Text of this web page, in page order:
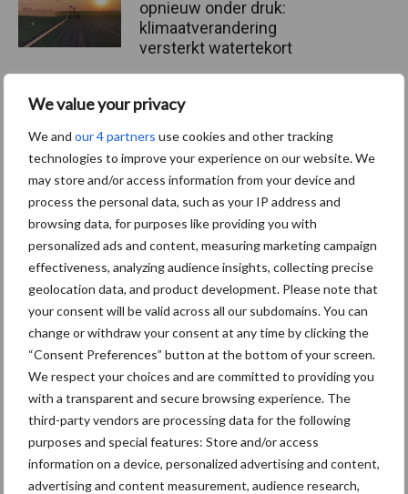
We value your privacy
We and our 4 partners use cookies and other tracking
technologies to improve your experience on our website. We
may store and/or access information from your device and
process the personal data, such as your IP address and
browsing data, for purposes like providing you with
personalized ads and content, measuring marketing campaign
effectiveness, analyzing audience insights, collecting precise
geolocation data, and product development. Please note that
your consent will be valid across all our subdomains. You can
change or withdraw your consent at any time by clicking the
“Consent Preferences” button at the bottom of your screen.
We respect your choices and are committed to providing you
with a transparent and secure browsing experience. The
third-party vendors are processing data for the following
purposes and special features: Store and/or access
information on a device, personalized advertising and content,
advertising and content measurement, audience research,
opnieuw onder druk:
klimaatverandering
versterkt watertekort
Buitenuitloop: hoeveel
nutriënten halen varkens
Europese Commissie stelt
veehouderijstrategie vast:
op naar een sterke,
winstgevende en
toekomstbestendige sector
Themapagina
Diergezondheid Fokkerij Huisvesting